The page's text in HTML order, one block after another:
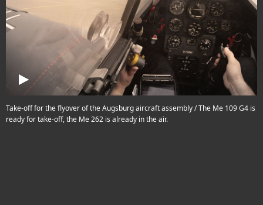
Take-off for the flyover of the Augsburg aircraft assembly / The Me 109 G4 is
ready for take-off, the Me 262 is already in the air.